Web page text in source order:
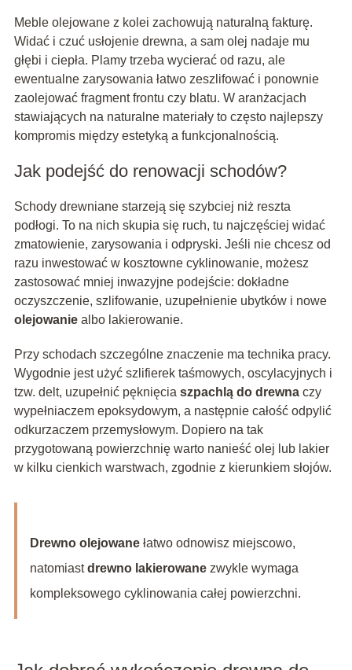
Meble olejowane z kolei zachowują naturalną fakturę.
Widać i czuć usłojenie drewna, a sam olej nadaje mu
głębi i ciepła. Plamy trzeba wycierać od razu, ale
ewentualne zarysowania łatwo zeszlifować i ponownie
zaolejować fragment frontu czy blatu. W aranżacjach
stawiających na naturalne materiały to często najlepszy
kompromis między estetyką a funkcjonalnością.
Jak podejść do renowacji schodów?
Schody drewniane starzeją się szybciej niż reszta
podłogi. To na nich skupia się ruch, tu najczęściej widać
zmatowienie, zarysowania i odpryski. Jeśli nie chcesz od
razu inwestować w kosztowne cyklinowanie, możesz
zastosować mniej inwazyjne podejście: dokładne
oczyszczenie, szlifowanie, uzupełnienie ubytków i nowe
olejowaniealbo lakierowanie.
Przy schodach szczególne znaczenie ma technika pracy.
Wygodnie jest użyć szlifierek taśmowych, oscylacyjnych i
tzw. delt, uzupełnić pęknięcia szpachlą do drewnaczy
wypełniaczem epoksydowym, a następnie całość odpylić
odkurzaczem przemysłowym. Dopiero na tak
przygotowaną powierzchnię warto nanieść olej lub lakier
w kilku cienkich warstwach, zgodnie z kierunkiem słojów.
Drewno olejowanełatwo odnowisz miejscowo,
natomiastdrewno lakierowanezwykle wymaga
kompleksowego cyklinowania całej powierzchni.